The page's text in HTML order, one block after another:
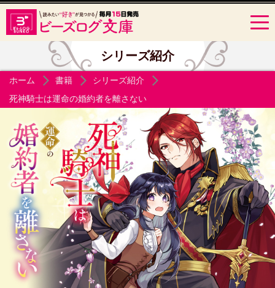
シリーズ紹介
ホーム 書籍
シリーズ紹介
死神騎士は運命の婚約者を離さない